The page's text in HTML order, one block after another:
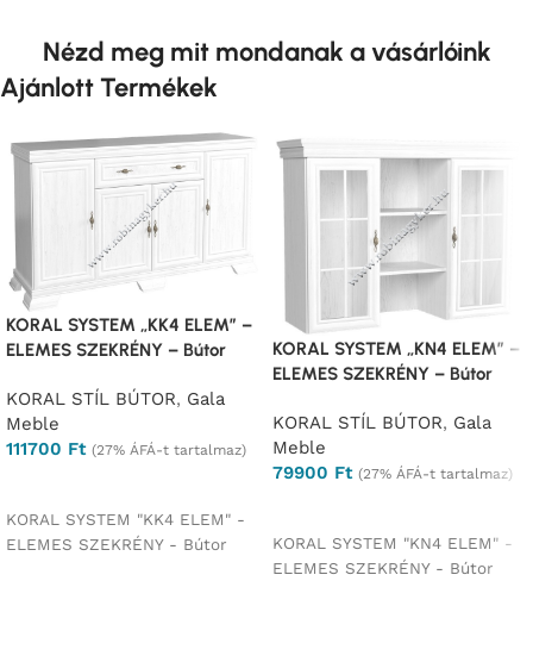
Nézd meg mit mondanak a vásárlóink
Ajánlott Termékek
KORAL SYSTEM „KK4 ELEM” –
ELEMES SZEKRÉNY – Bútor
KORAL STÍL BÚTOR, Gala
Meble
111700 Ft (27% ÁFÁ-t tartalmaz)
KORAL SYSTEM "KK4 ELEM" -
ELEMES SZEKRÉNY - Bútor
KORAL SYSTEM „KN4 ELEM” –
ELEMES SZEKRÉNY – Bútor
KORAL STÍL BÚTOR, Gala
Meble
79900 Ft (27% ÁFÁ-t tartalmaz)
KORAL SYSTEM "KN4 ELEM" -
ELEMES SZEKRÉNY - Bútor